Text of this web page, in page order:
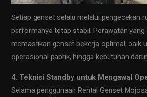
Setiap genset selalu melalui pengecekan
performanya tetap stabil. Perawatan yang
memastikan genset bekerja optimal, baik
operasional pabrik, hingga kebutuhan
4. Teknisi Standby untuk Mengawal
Selama penggunaan Rental Genset